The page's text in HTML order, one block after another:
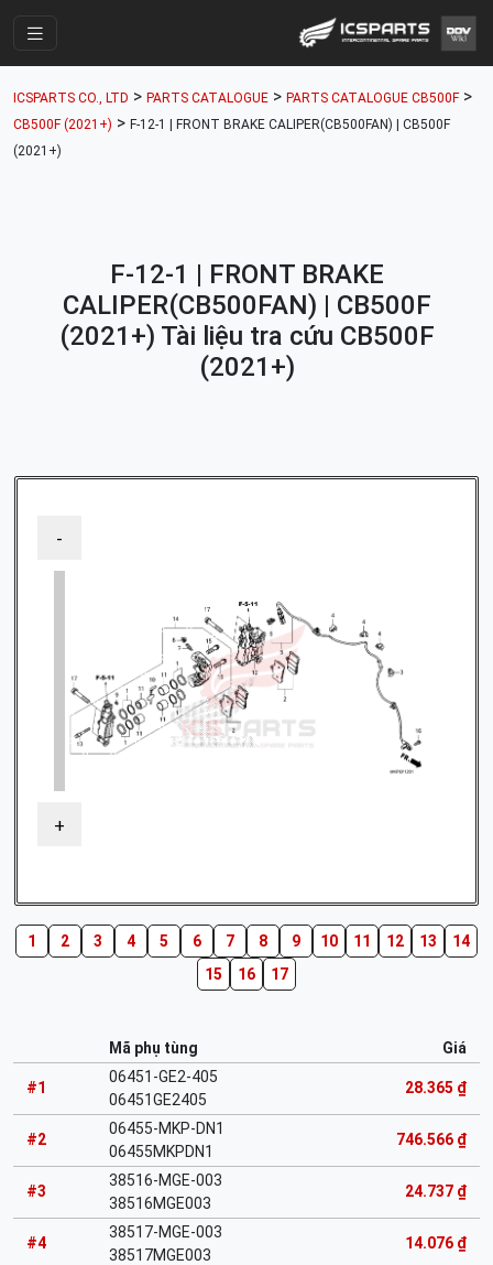
Cửa Hàng
Tài khoản
ICSPARTS CO., LTD > PARTS CATALOGUE > PARTS CATALOGUE CB500F>
CB500F (2021+) > F-12-1 | FRONT BRAKE CALIPER(CB500FAN) | CB500F
(2021+)
F-12-1 | FRONT BRAKE
CALIPER(CB500FAN) | CB500F
(2021+) Tài liệu tra cứu CB500F
(2021+)
-
+
1 2 3 4 5 6 7 8 9 10 11 12 13
14
15
16 17
Mã phụ tùng Giá
#1
06451-GE2-405
06451GE2405
28.365 ₫
#2
06455-MKP-DN1
06455MKPDN1
746.566 ₫
#3
38516-MGE-003
38516MGE003
24.737 ₫
#4
38517-MGE-003
38517MGE003
14.076 ₫